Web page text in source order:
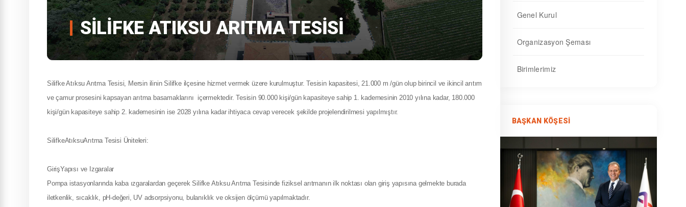
SILIFKE ATIKSU ARITMA TESISI
Silifke Atıksu Arıtma Tesisi, Mersin ilinin Silifke ilçesine hizmet vermek üzere kurulmuştur. Tesisin kapasitesi, 21.000 m /gün olup birincil ve ikincil arıtım
ve çamur prosesini kapsayan arıtma basamaklarını içermektedir. Tesisin 90.000 kişi/gün kapasiteye sahip 1. kademesinin 2010 yılına kadar, 180.000
kişi/gün kapasiteye sahip 2. kademesinin ise 2028 yılına kadar ihtiyaca cevap verecek şekilde projelendirilmesi yapılmıştır.
SilifkeAtıksuArıtma Tesisi Üniteleri:
GirişYapısı ve Izgaralar
Pompa istasyonlarında kaba ızgaralardan geçerek Silifke Atıksu Arıtma Tesisinde fiziksel arıtmanın ilk noktası olan giriş yapısına gelmekte burada
iletkenlik, sıcaklık, pH-değeri, UV adsorpsiyonu, bulanıklık ve oksijen ölçümü yapılmaktadır.
Genel Kurul
Organizasyon Şeması
Birimlerimiz
BAŞKAN KÖŞESI